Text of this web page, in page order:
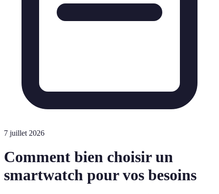
7 juillet 2026
Comment bien choisir un
smartwatch pour vos besoins